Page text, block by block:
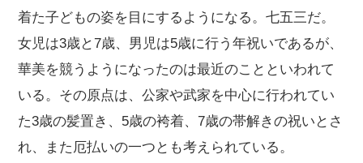
着た子どもの姿を目にするようになる。七五三だ。
女児は3歳と7歳、男児は5歳に行う年祝いであるが、
華美を競うようになったのは最近のことといわれて
いる。その原点は、公家や武家を中心に行われてい
た3歳の髪置き、5歳の袴着、7歳の帯解きの祝いとさ
れ、また厄払いの一つとも考えられている。